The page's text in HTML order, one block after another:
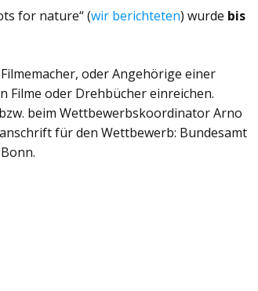
for nature“ (wir berichteten) wurde bis
oder Angehörige einer
oder Drehbücher einreichen.
beim Wettbewerbskoordinator Arno
für den Wettbewerb: Bundesamt